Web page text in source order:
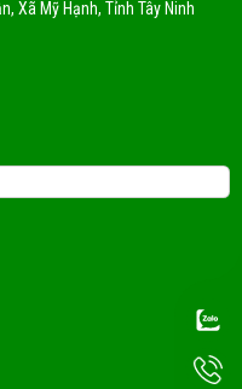
UY TÍN
Dụng!
Xã Mỹ Hạnh, Tỉnh Tây Ninh